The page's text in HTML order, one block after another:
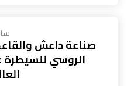
صناعة داعش
الروسي للسيطرة